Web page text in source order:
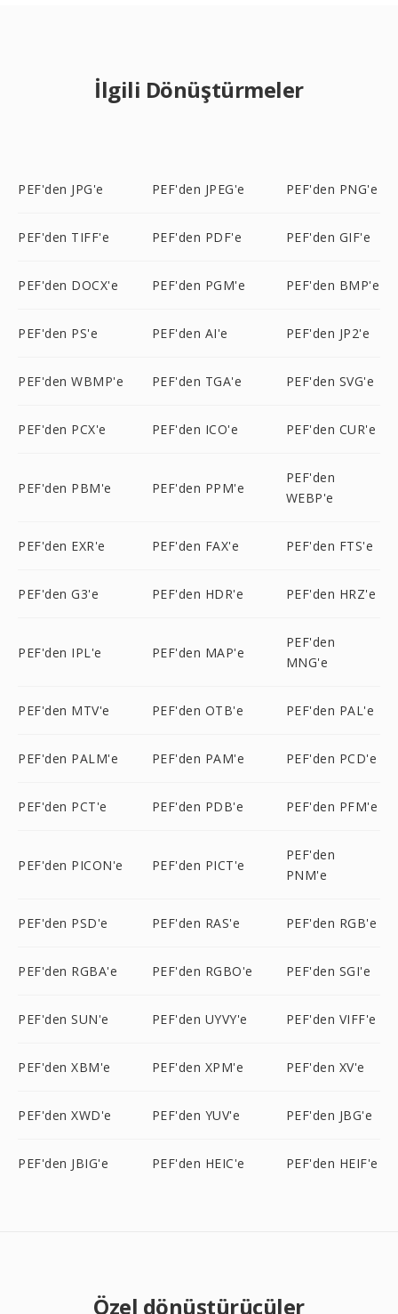
İlgili Dönüştürmeler
PEF'den JPG'e PEF'den JPEG'e PEF'den PNG'e
PEF'den TIFF'e PEF'den PDF'e PEF'den GIF'e
PEF'den DOCX'e PEF'den PGM'e PEF'den BMP'e
PEF'den PS'e PEF'den AI'e PEF'den JP2'e
PEF'den WBMP'e PEF'den TGA'e PEF'den SVG'e
PEF'den PCX'e PEF'den ICO'e PEF'den CUR'e
PEF'den PBM'e PEF'den PPM'e
PEF'den
WEBP'e
PEF'den EXR'e PEF'den FAX'e PEF'den FTS'e
PEF'den G3'e PEF'den HDR'e PEF'den HRZ'e
PEF'den IPL'e PEF'den MAP'e
PEF'den
MNG'e
PEF'den MTV'e PEF'den OTB'e PEF'den PAL'e
PEF'den PALM'e PEF'den PAM'e PEF'den PCD'e
PEF'den PCT'e PEF'den PDB'e PEF'den PFM'e
PEF'den PICON'e PEF'den PICT'e
PEF'den
PNM'e
PEF'den PSD'e PEF'den RAS'e PEF'den RGB'e
PEF'den RGBA'e PEF'den RGBO'e PEF'den SGI'e
PEF'den SUN'e PEF'den UYVY'e PEF'den VIFF'e
PEF'den XBM'e PEF'den XPM'e PEF'den XV'e
PEF'den XWD'e PEF'den YUV'e PEF'den JBG'e
PEF'den JBIG'e PEF'den HEIC'e PEF'den HEIF'e
Özel dönüştürücüler